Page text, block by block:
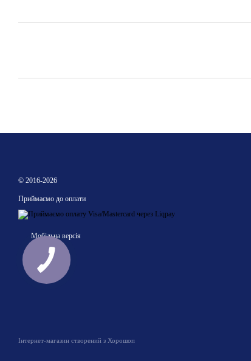
© 2016-2026
Приймаємо до оплати
Мобільна версія
Інтернет-магазин створений з Хорошоп